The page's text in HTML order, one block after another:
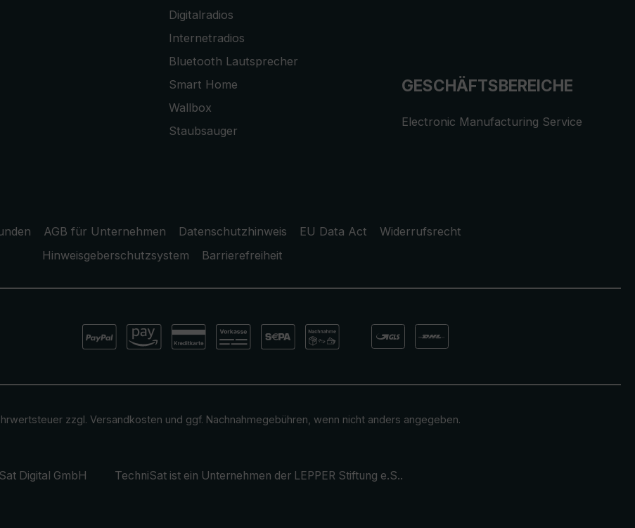
Digitalradios
Internetradios
Bluetooth Lautsprecher
Smart Home
Wallbox
Staubsauger
GESCHÄFTSBEREICHE
Electronic Manufacturing Service
AGB für Unternehmen Datenschutzhinweis EU Data Act
Widerrufsrecht
Hinweisgeberschutzsystem
Barrierefreiheit
zzgl. Versandkosten und ggf. Nachnahmegebühren, wenn nicht anders angegeben.
Digital GmbH TechniSat ist ein Unternehmen der LEPPER Stiftung e.S..